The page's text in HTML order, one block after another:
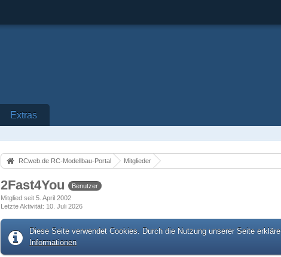
Extras
RCweb.de RC-Modellbau-Portal Mitglieder
2Fast4You
Benutzer
Mitglied seit 5. April 2002
Letzte Aktivität 10. Juli 2026
Diese Seite verwendet Cookies. Durch die Nutzung unserer Seite
Informationen